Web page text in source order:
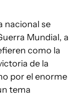
nacional se
Mundial, a
como la
de la
por el enorme
tema